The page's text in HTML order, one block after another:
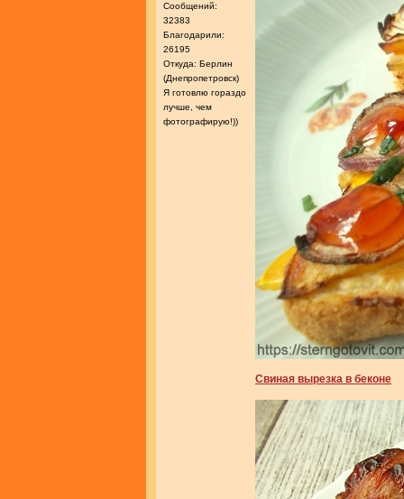
Сообщений:
32383
Благодарили:
26195
Откуда: Берлин
(Днепропетровск)
Я готовлю гораздо
лучше, чем
фотографирую!))
Свиная вырезка в беконе